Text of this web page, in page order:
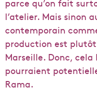
parce qu’on fait
l’atelier. Mais sinon
contemporain
production est
Marseille. Donc,
pourraient
Rama.